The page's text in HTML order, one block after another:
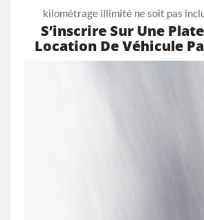
kilométrage illimité ne soit pas
S’inscrire Sur Une
Location De Véhicule